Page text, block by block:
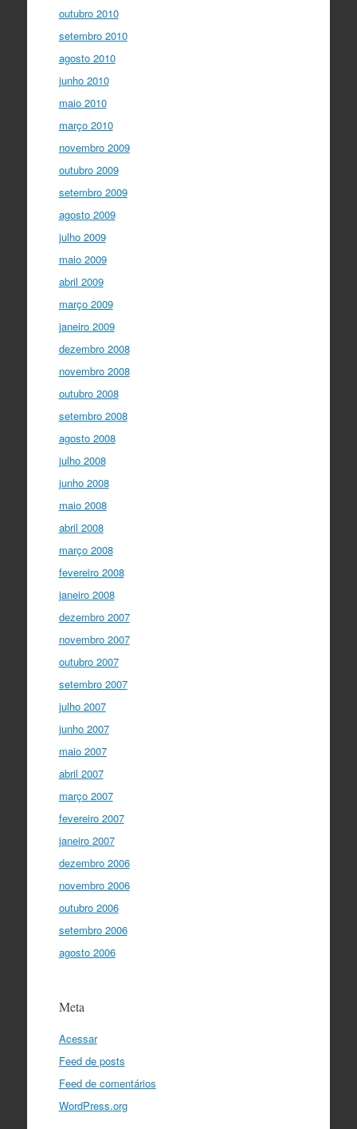
outubro 2010
setembro 2010
agosto 2010
junho 2010
maio 2010
março 2010
novembro 2009
outubro 2009
setembro 2009
agosto 2009
julho 2009
maio 2009
abril 2009
março 2009
janeiro 2009
dezembro 2008
novembro 2008
outubro 2008
setembro 2008
agosto 2008
julho 2008
junho 2008
maio 2008
abril 2008
março 2008
fevereiro 2008
janeiro 2008
dezembro 2007
novembro 2007
outubro 2007
setembro 2007
julho 2007
junho 2007
maio 2007
abril 2007
março 2007
fevereiro 2007
janeiro 2007
dezembro 2006
novembro 2006
outubro 2006
setembro 2006
agosto 2006
Meta
Acessar
Feed de posts
Feed de comentários
WordPress.org